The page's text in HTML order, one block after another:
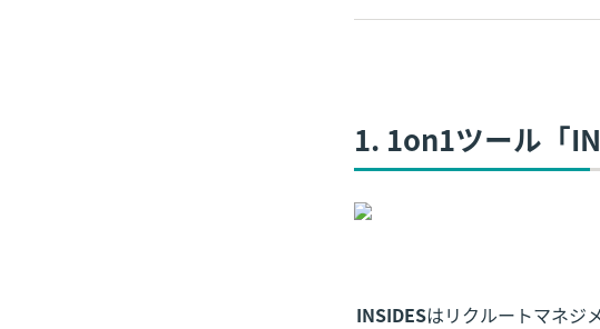
1. 1on1ツール「
INSIDESはリクルートマネジ